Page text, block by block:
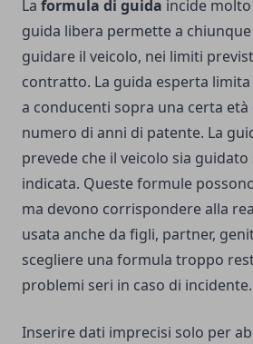
La formula di guida incide
guida libera permette a
guidare il veicolo, nei limiti
contratto. La guida esperta
a conducenti sopra una certa
numero di anni di patente. La
prevede che il veicolo sia
indicata. Queste formule
ma devono corrispondere alla
usata anche da figli, partner,
scegliere una formula troppo
problemi seri in caso di incidente.
Inserire dati imprecisi solo per